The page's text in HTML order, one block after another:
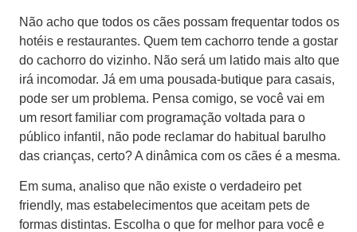
Não acho que todos os cães possam frequentar todos os
hotéis e restaurantes. Quem tem cachorro tende a gostar
do cachorro do vizinho. Não será um latido mais alto que
irá incomodar. Já em uma pousada-butique para casais,
pode ser um problema. Pensa comigo, se você vai em
um resort familiar com programação voltada para o
público infantil, não pode reclamar do habitual barulho
das crianças, certo? A dinâmica com os cães é a mesma.
Em suma, analiso que não existe o verdadeiro pet
friendly, mas estabelecimentos que aceitam pets de
formas distintas. Escolha o que for melhor para você e